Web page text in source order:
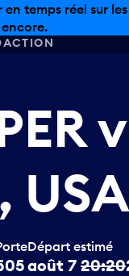
sont arrivées chez
USA
Départ estimé
août 7 20:20